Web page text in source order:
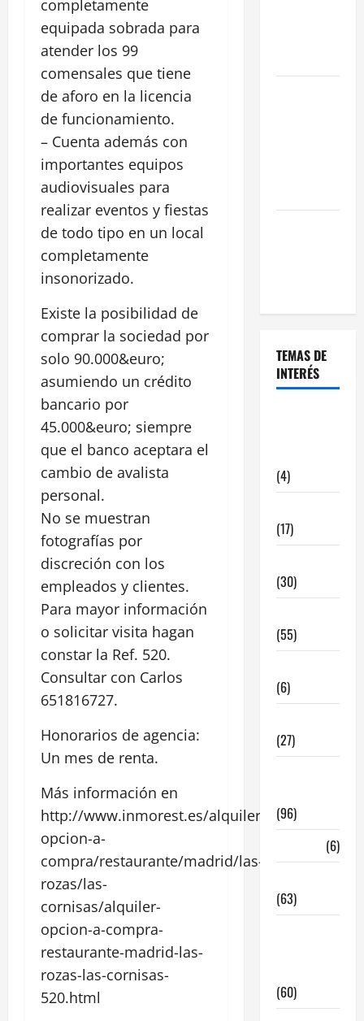
completamente
equipada sobrada para
atender los 99
comensales que tiene
de aforo en la licencia
de funcionamiento.
– Cuenta además con
importantes equipos
audiovisuales para
realizar eventos y fiestas
de todo tipo en un local
completamente
insonorizado.
Existe la posibilidad de
comprar la sociedad por
solo 90.000&euro;
asumiendo un crédito
bancario por
45.000&euro; siempre
que el banco aceptara el
cambio de avalista
personal.
No se muestran
fotografías por
discreción con los
empleados y clientes.
Para mayor información
o solicitar visita hagan
constar la Ref. 520.
Consultar con Carlos
651816727.
Honorarios de agencia:
Un mes de renta.
Más información en
http://www.inmorest.es/alquiler-
opcion-a-
compra/restaurante/madrid/las-
rozas/las-
cornisas/alquiler-
opcion-a-compra-
restaurante-madrid-las-
rozas-las-cornisas-
520.html
TEMAS DE
INTERÉS
(4)
(17)
(30)
(55)
(6)
(27)
(96)
(6)
(63)
(60)